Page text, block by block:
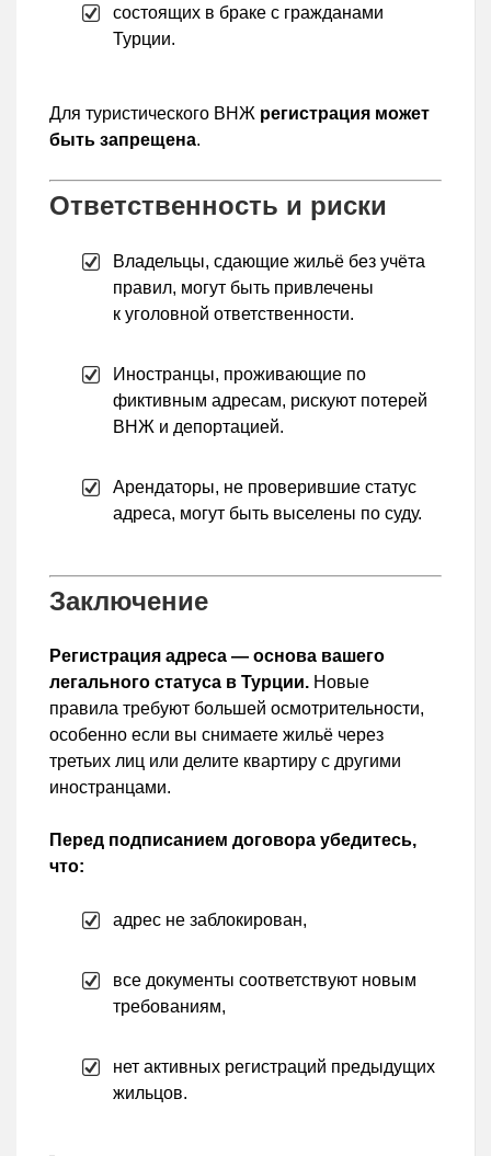
состоящих в браке с гражданами
Турции.
Для туристического ВНЖ регистрация может
быть запрещена.
Ответственность и риски
Владельцы, сдающие жильё без учёта
правил, могут быть привлечены
к уголовной ответственности.
Иностранцы, проживающие по
фиктивным адресам, рискуют потерей
ВНЖ и депортацией.
Арендаторы, не проверившие статус
адреса, могут быть выселены по суду.
Заключение
Регистрация адреса — основа вашего
легального статуса в Турции. Новые
правила требуют большей осмотрительности,
особенно если вы снимаете жильё через
третьих лиц или делите квартиру с другими
иностранцами.
Перед подписанием договора убедитесь,
что:
адрес не заблокирован,
все документы соответствуют новым
требованиям,
нет активных регистраций предыдущих
жильцов.